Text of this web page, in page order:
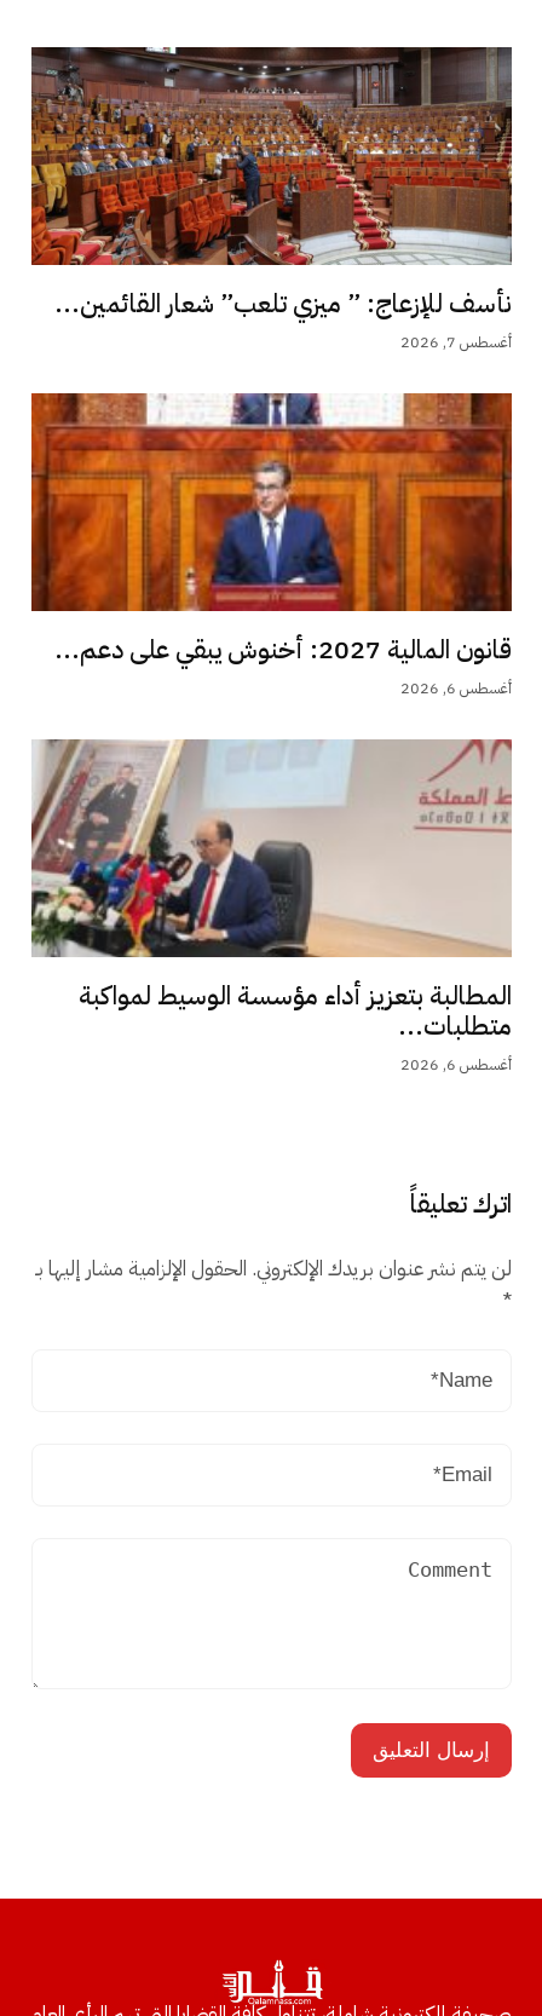
نأسف للإزعاج: ” ميزي تلعب” شعار القائمين...
أغسطس 7, 2026
قانون المالية 2027: أخنوش يبقي على دعم...
أغسطس 6, 2026
المطالبة بتعزيز أداء مؤسسة الوسيط لمواكبة
متطلبات...
أغسطس 6, 2026
اترك تعليقاً
لن يتم نشر عنوان بريدك الإلكتروني. الحقول الإلزامية مشار إليها بـ
*